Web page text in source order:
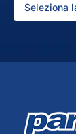
Seleziona